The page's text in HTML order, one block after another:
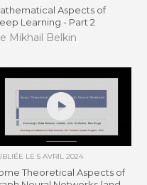
Aspects of
Learning - Part 2
Mikhail Belkin
LE 5 AVRIL 2024
Theoretical Aspects of